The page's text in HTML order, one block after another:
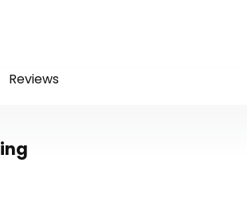
Reviews